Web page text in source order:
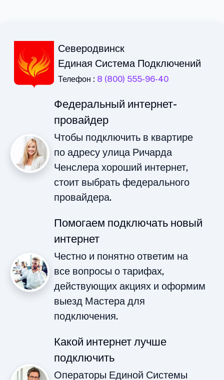
Северодвинск
Единая Система Подключений
Телефон : 8 (800) 555-96-40
Федеральный интернет-
провайдер
Чтобы подключить в квартире
по адресу улица Ричарда
Ченслера хороший интернет,
стоит выбрать федерального
провайдера.
Помогаем подключать новый
интернет
Честно и понятно ответим на
все вопросы о тарифах,
действующих акциях и оформим
выезд Мастера для
подключения.
Какой интернет лучше
подключить
Операторы Единой Системы